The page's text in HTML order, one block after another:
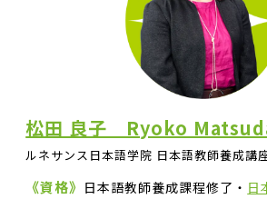
松田 良子 Ryoko
ルネサンス日本語学院 日本語教師養成講
《資格》 日本語教師養成課程修了・ 日